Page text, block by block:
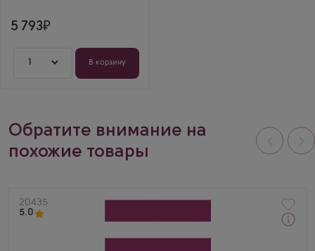
5 793
1 В корзину
Обратите внимание на
похожие товары
Артикул
20435
5.0